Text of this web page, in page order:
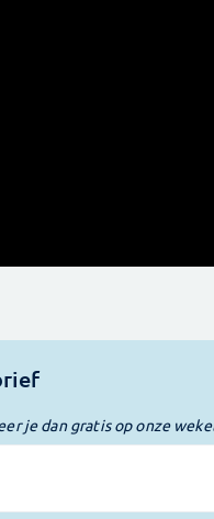
je dan gratis op onze